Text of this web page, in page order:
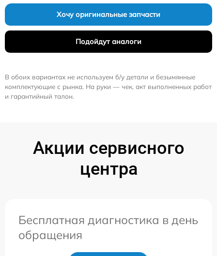
Хочу оригинальные запчасти
Подойдут аналоги
В обоих вариантах не используем б/у детали и безымянные
комплектующие с рынка. На руки — чек, акт выполненных работ
и гарантийный талон.
Акции сервисного
центра
Бесплатная диагностика в день
обращения